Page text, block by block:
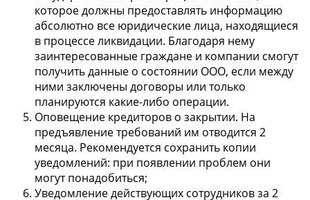
которое должны предоставлять информацию
абсолютно все юридические лица, находящиеся
в процессе ликвидации. Благодаря нему
заинтересованные граждане и компании смогут
получить данные о состоянии ООО, если между
ними заключены договоры или только
планируются какие-либо операции.
Оповещение кредиторов о закрытии. На
предъявление требований им отводится 2
месяца. Рекомендуется сохранить копии
уведомлений: при появлении проблем они
могут понадобиться;
Уведомление действующих сотрудников за 2